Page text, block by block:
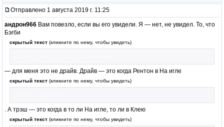
Отправлено 1 августа 2019 г. 11:25
андрон966 Вам повезло, если вы его увидели. Я — нет, не увидел. То, что
Бэгби
скрытый текст (кликните по нему, чтобы увидеть)
— для меня это не драйв. Драйв — это когда Рентон в На игле
скрытый текст (кликните по нему, чтобы увидеть)
. А трэш — это когда в то ли На игле, то ли в Клею
скрытый текст (кликните по нему, чтобы увидеть)